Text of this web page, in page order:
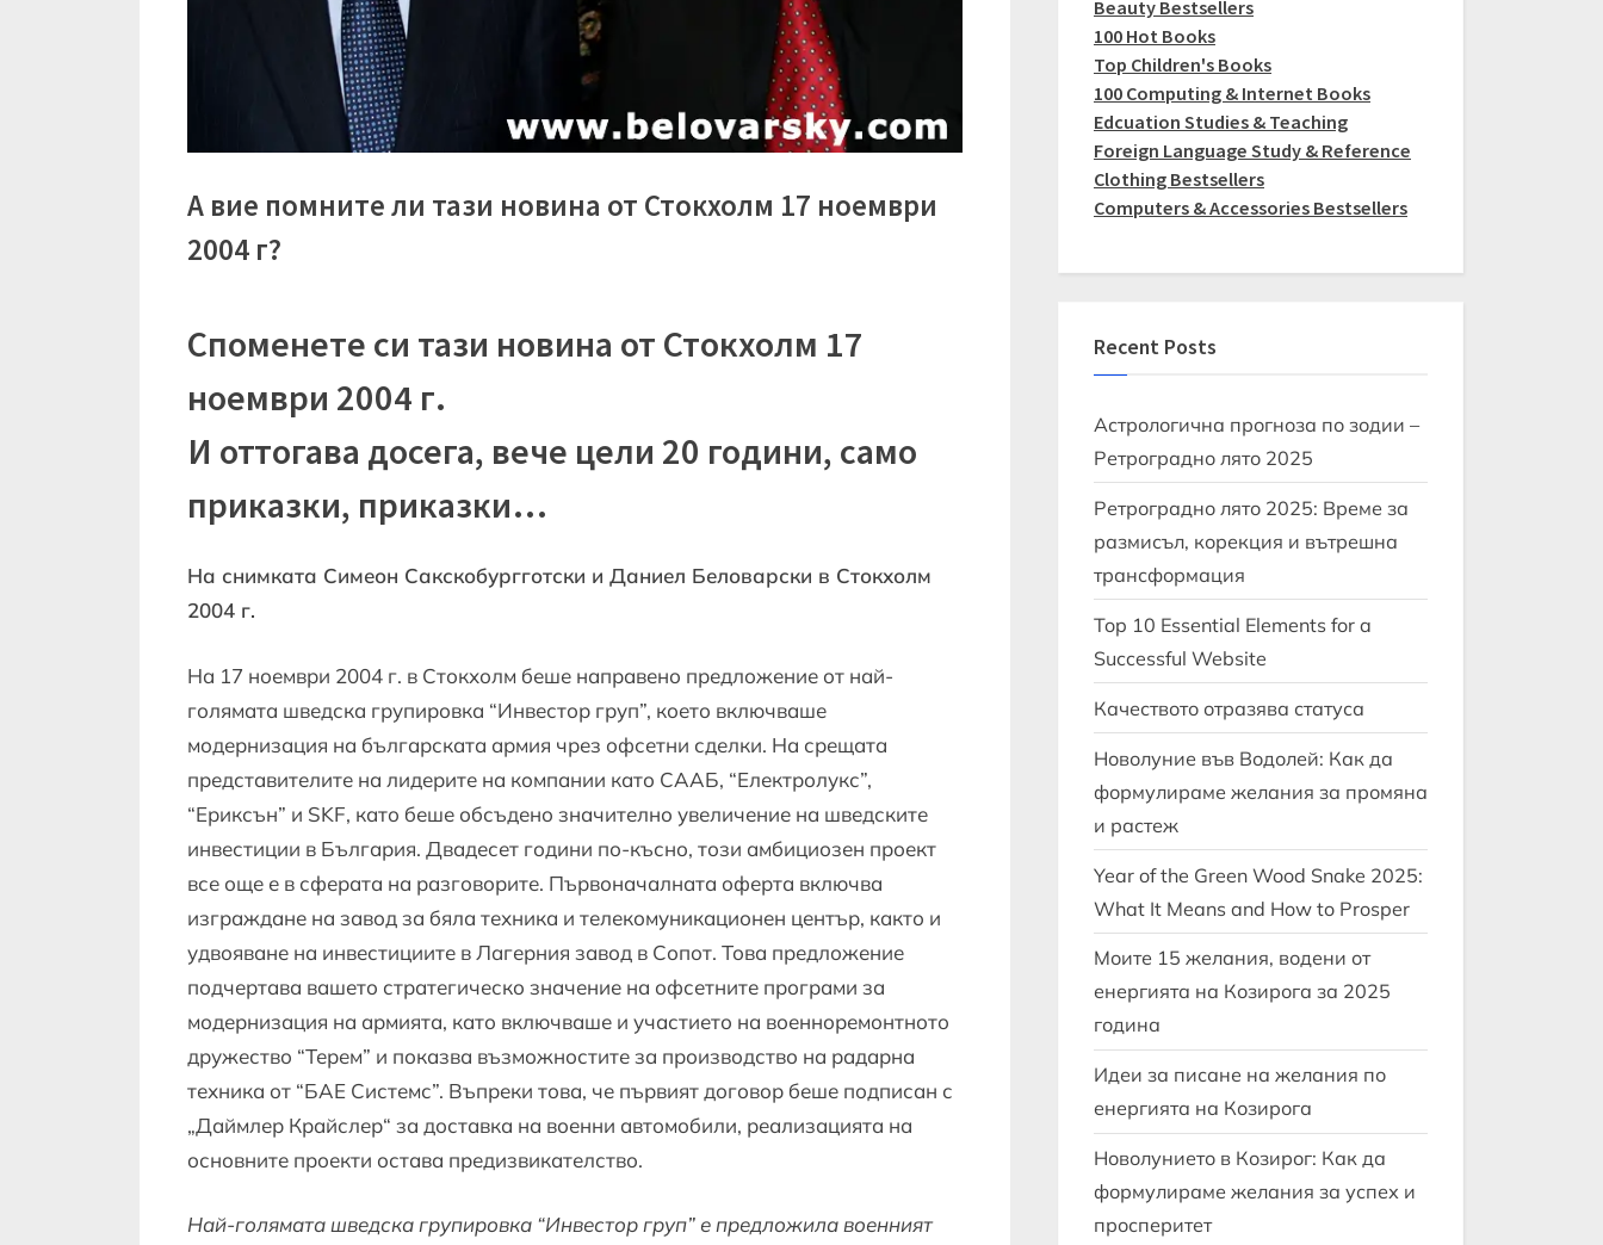
А вие помните ли тази новина от Стокхолм 17 ноември
2004 г?
Споменете си тази новина от Стокхолм 17
ноември 2004 г.
И оттогава досега, вече цели 20 години, само
приказки, приказки…
На снимката Симеон Сакскобургготски и Даниел Беловарски в Стокхолм
2004 г.
На 17 ноември 2004 г. в Стокхолм беше направено предложение от най-
голямата шведска групировка “Инвестор груп”, което включваше
модернизация на българската армия чрез офсетни сделки. На срещата
представителите на лидерите на компании като СААБ, “Електролукс”,
“Ериксън” и SKF, като беше обсъдено значително увеличение на шведските
инвестиции в България. Двадесет години по-късно, този амбициозен проект
все още е в сферата на разговорите. Първоначалната оферта включва
изграждане на завод за бяла техника и телекомуникационен център, както и
удвояване на инвестициите в Лагерния завод в Сопот. Това предложение
подчертава вашето стратегическо значение на офсетните програми за
модернизация на армията, като включваше и участието на военноремонтното
дружество “Терем” и показва възможностите за производство на радарна
техника от “БАЕ Системс”. Въпреки това, че първият договор беше подписан с
„Даймлер Крайслер“ за доставка на военни автомобили, реализацията на
основните проекти остава предизвикателство.
Най-голямата шведска групировка “Инвестор груп” е предложила военният
Beauty Bestsellers
100 Hot Books
Top Children's Books
100 Computing & Internet Books
Edcuation Studies & Teaching
Foreign Language Study & Reference
Clothing Bestsellers
Computers & Accessories Bestsellers
Recent Posts
Астрологична прогноза по зодии –
Ретроградно лято 2025
Ретроградно лято 2025: Време за
размисъл, корекция и вътрешна
трансформация
Top 10 Essential Elements for a
Successful Website
Качеството отразява статуса
Новолуние във Водолей: Как да
формулираме желания за промяна
и растеж
Year of the Green Wood Snake 2025:
What It Means and How to Prosper
Моите 15 желания, водени от
енергията на Козирога за 2025
година
Идеи за писане на желания по
енергията на Козирога
Новолунието в Козирог: Как да
формулираме желания за успех и
просперитет